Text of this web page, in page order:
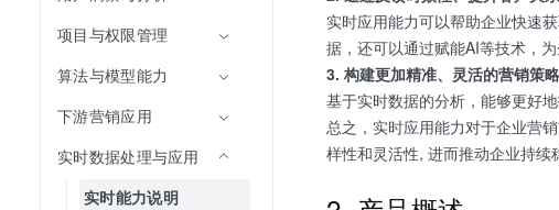
项目与权限管理
算法与模型能力
下游营销应用
实时数据处理与应用
实时能力说明
实时应用能力可以帮助企业快速
据，还可以通过赋能AI等技术，
3. 构建更加精准、灵活的营销策略
基于实时数据的分析，能够更好
总之，实时应用能力对于企业营
样性和灵活性, 进而推动企业持续